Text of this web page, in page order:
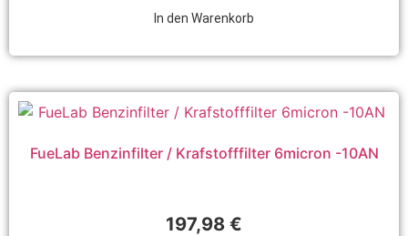
In den Warenkorb
FueLab Benzinfilter / Krafstofffilter 6micron -10AN
197,98 €